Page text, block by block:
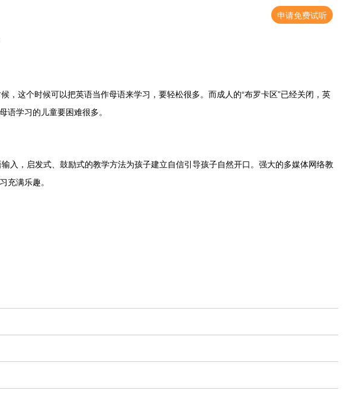
申请免费试听
，这个时候可以把英语当作母语来学习，要轻松很多。而成人的“布罗卡区”已经关闭，英
学习的儿童要困难很多。
入，启发式、鼓励式的教学方法为孩子建立自信引导孩子自然开口。强大的多媒体网络教
充满乐趣。